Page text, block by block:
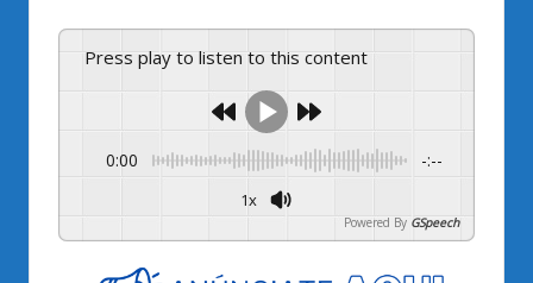
Press play to listen to this content
0:00 -:--
1x
Powered By GSpeech